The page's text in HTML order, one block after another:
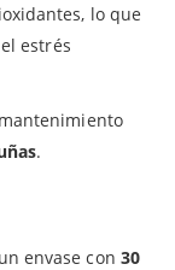
lo que
estrés
.
envase con 30